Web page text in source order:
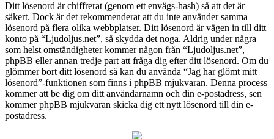
Ditt lösenord är chiffrerat (genom ett envägs-hash) så att det är
säkert. Dock är det rekommenderat att du inte använder samma
lösenord på flera olika webbplatser. Ditt lösenord är vägen in till ditt
konto på “Ljudoljus.net”, så skydda det noga. Aldrig under några
som helst omständigheter kommer någon från “Ljudoljus.net”,
phpBB eller annan tredje part att fråga dig efter ditt lösenord. Om du
glömmer bort ditt lösenord så kan du använda “Jag har glömt mitt
lösenord”-funktionen som finns i phpBB mjukvaran. Denna process
kommer att be dig om ditt användarnamn och din e-postadress, sen
kommer phpBB mjukvaran skicka dig ett nytt lösenord till din e-
postadress.